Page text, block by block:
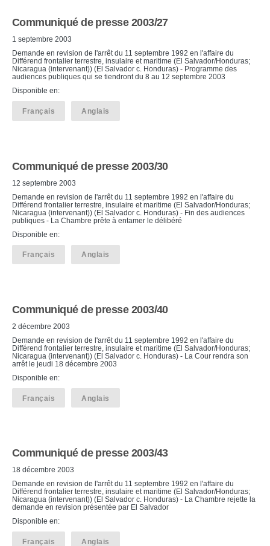
Communiqué de presse 2003/27
1 septembre 2003
Demande en revision de l'arrêt du 11 septembre 1992 en l'affaire du
Différend frontalier terrestre, insulaire et maritime (El Salvador/Honduras;
Nicaragua (intervenant)) (El Salvador c. Honduras) - Programme des
audiences publiques qui se tiendront du 8 au 12 septembre 2003
Disponible en:
Français Anglais
Communiqué de presse 2003/30
12 septembre 2003
Demande en revision de l'arrêt du 11 septembre 1992 en l'affaire du
Différend frontalier terrestre, insulaire et maritime (El Salvador/Honduras;
Nicaragua (intervenant)) (El Salvador c. Honduras) - Fin des audiences
publiques - La Chambre prête à entamer le délibéré
Disponible en:
Français Anglais
Communiqué de presse 2003/40
2 décembre 2003
Demande en revision de l'arrêt du 11 septembre 1992 en l'affaire du
Différend frontalier terrestre, insulaire et maritime (El Salvador/Honduras;
Nicaragua (intervenant)) (El Salvador c. Honduras) - La Cour rendra son
arrêt le jeudi 18 décembre 2003
Disponible en:
Français Anglais
Communiqué de presse 2003/43
18 décembre 2003
Demande en revision de l'arrêt du 11 septembre 1992 en l'affaire du
Différend frontalier terrestre, insulaire et maritime (El Salvador/Honduras;
Nicaragua (intervenant)) (El Salvador c. Honduras) - La Chambre rejette la
demande en revision présentée par El Salvador
Disponible en:
Français Anglais